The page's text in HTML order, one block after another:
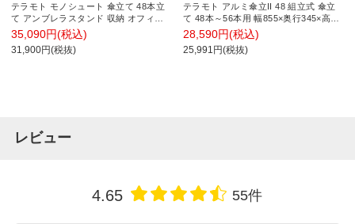
テラモト モノシュート 傘立て 48本立
て アンブレラスタンド 収納 オフィス
エントランス 学校 幅974×奥行350×高
さ425mm
35,090円(税込)
31,900円(税抜)
テラモト アルミ傘立II 48 組立式 傘立
て 48本～56本用 幅855×奥行345×高さ
490mm
28,590円(税込)
25,991円(税抜)
レビュー
4.65 55件